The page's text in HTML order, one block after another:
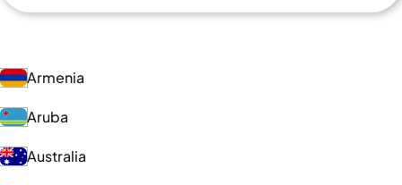
Armenia
Aruba
Australia